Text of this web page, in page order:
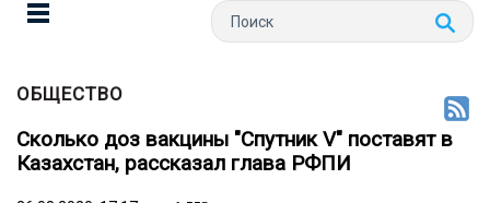
ОБЩЕСТВО
Сколько доз вакцины "Спутник V" поставят в
Казахстан, рассказал глава РФПИ